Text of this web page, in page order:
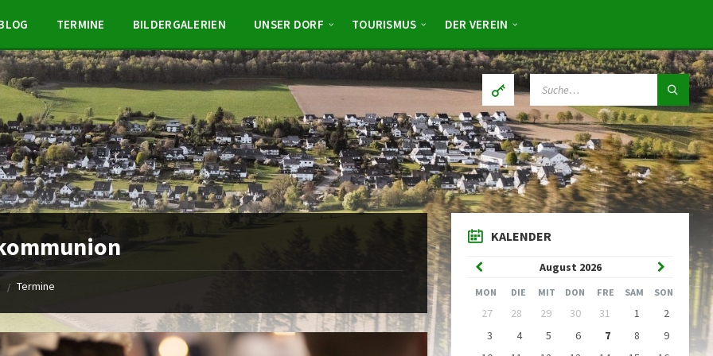
TERMINE BILDERGALERIEN UNSER DORF TOURISMUS DER VEREIN
SUCHE:
/ Termine
KALENDER
August 2026
Vorheriger
Monat
Nächster
Monat
MON DIE MIT DON FRE SAM SON
Kalendertage
überspringen
27 28 29 30 31 1
2
3
4 5 6 7 8
9